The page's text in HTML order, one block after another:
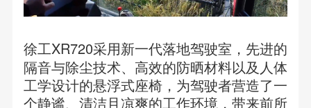
徐工XR720采用新一代落地驾驶室，先进的
隔音与除尘技术、高效的防晒材料以及人体
工学设计的悬浮式座椅，为驾驶者营造了一
个静谧、清洁且凉爽的工作环境，带来前所